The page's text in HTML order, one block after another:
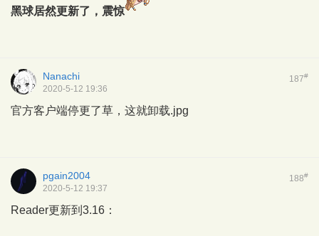
黑球居然更新了，震惊
187#
Nanachi
2020-5-12 19:36
官方客户端停更了草，这就卸载.jpg
188#
pgain2004
2020-5-12 19:37
Reader更新到3.16：